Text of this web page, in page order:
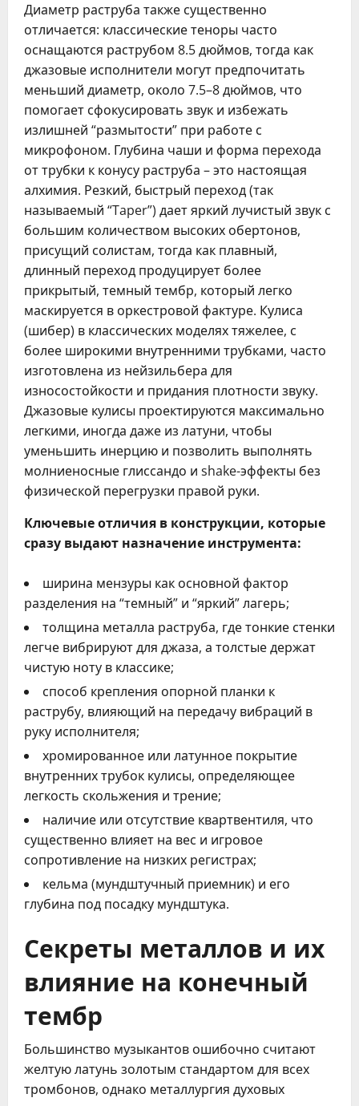
Диаметр раструба также существенно
отличается: классические теноры часто
оснащаются раструбом 8.5 дюймов, тогда как
джазовые исполнители могут предпочитать
меньший диаметр, около 7.5–8 дюймов, что
помогает сфокусировать звук и избежать
излишней “размытости” при работе с
микрофоном. Глубина чаши и форма перехода
от трубки к конусу раструба – это настоящая
алхимия. Резкий, быстрый переход (так
называемый “Taper”) дает яркий лучистый звук с
большим количеством высоких обертонов,
присущий солистам, тогда как плавный,
длинный переход продуцирует более
прикрытый, темный тембр, который легко
маскируется в оркестровой фактуре. Кулиса
(шибер) в классических моделях тяжелее, с
более широкими внутренними трубками, часто
изготовлена из нейзильбера для
износостойкости и придания плотности звуку.
Джазовые кулисы проектируются максимально
легкими, иногда даже из латуни, чтобы
уменьшить инерцию и позволить выполнять
молниеносные глиссандо и shake-эффекты без
физической перегрузки правой руки.
Ключевые отличия в конструкции, которые
сразу выдают назначение инструмента:
ширина мензуры как основной фактор
разделения на “темный” и “яркий” лагерь;
толщина металла раструба, где тонкие стенки
легче вибрируют для джаза, а толстые держат
чистую ноту в классике;
способ крепления опорной планки к
раструбу, влияющий на передачу вибраций в
руку исполнителя;
хромированное или латунное покрытие
внутренних трубок кулисы, определяющее
легкость скольжения и трение;
наличие или отсутствие квартвентиля, что
существенно влияет на вес и игровое
сопротивление на низких регистрах;
кельма (мундштучный приемник) и его
глубина под посадку мундштука.
Секреты металлов и их
влияние на конечный
тембр
Большинство музыкантов ошибочно считают
желтую латунь золотым стандартом для всех
тромбонов, однако металлургия духовых